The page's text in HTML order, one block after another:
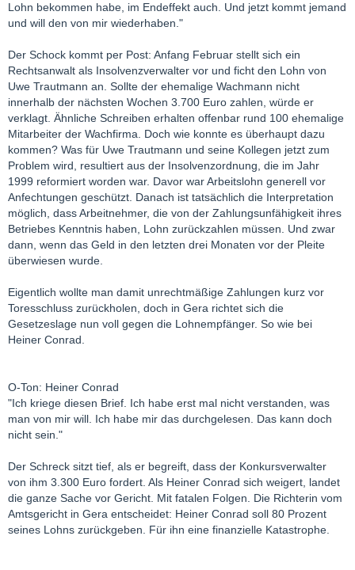
Lohn bekommen habe, im Endeffekt auch. Und jetzt kommt jemand
und will den von mir wiederhaben."
Der Schock kommt per Post: Anfang Februar stellt sich ein
Rechtsanwalt als Insolvenzverwalter vor und ficht den Lohn von
Uwe Trautmann an. Sollte der ehemalige Wachmann nicht
innerhalb der nächsten Wochen 3.700 Euro zahlen, würde er
verklagt. Ähnliche Schreiben erhalten offenbar rund 100 ehemalige
Mitarbeiter der Wachfirma. Doch wie konnte es überhaupt dazu
kommen? Was für Uwe Trautmann und seine Kollegen jetzt zum
Problem wird, resultiert aus der Insolvenzordnung, die im Jahr
1999 reformiert worden war. Davor war Arbeitslohn generell vor
Anfechtungen geschützt. Danach ist tatsächlich die Interpretation
möglich, dass Arbeitnehmer, die von der Zahlungsunfähigkeit ihres
Betriebes Kenntnis haben, Lohn zurückzahlen müssen. Und zwar
dann, wenn das Geld in den letzten drei Monaten vor der Pleite
überwiesen wurde.
Eigentlich wollte man damit unrechtmäßige Zahlungen kurz vor
Toresschluss zurückholen, doch in Gera richtet sich die
Gesetzeslage nun voll gegen die Lohnempfänger. So wie bei
Heiner Conrad.
O-Ton: Heiner Conrad
"Ich kriege diesen Brief. Ich habe erst mal nicht verstanden, was
man von mir will. Ich habe mir das durchgelesen. Das kann doch
nicht sein."
Der Schreck sitzt tief, als er begreift, dass der Konkursverwalter
von ihm 3.300 Euro fordert. Als Heiner Conrad sich weigert, landet
die ganze Sache vor Gericht. Mit fatalen Folgen. Die Richterin vom
Amtsgericht in Gera entscheidet: Heiner Conrad soll 80 Prozent
seines Lohns zurückgeben. Für ihn eine finanzielle Katastrophe.